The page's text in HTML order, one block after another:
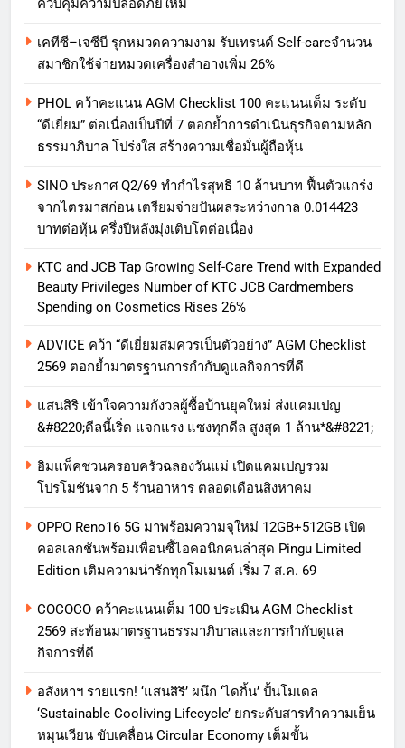
ควบคุมความปลอดภัยใหม่
เคทีซี–เจซีบี รุกหมวดความงาม รับเทรนด์ Self-careจำนวน
สมาชิกใช้จ่ายหมวดเครื่องสำอางเพิ่ม 26%
PHOL คว้าคะแนน AGM Checklist 100 คะแนนเต็ม ระดับ
“ดีเยี่ยม” ต่อเนื่องเป็นปีที่ 7 ตอกย้ำการดำเนินธุรกิจตามหลัก
ธรรมาภิบาล โปร่งใส สร้างความเชื่อมั่นผู้ถือหุ้น
SINO ประกาศ Q2/69 ทำกำไรสุทธิ 10 ล้านบาท ฟื้นตัวแกร่ง
จากไตรมาสก่อน เตรียมจ่ายปันผลระหว่างกาล 0.014423
บาทต่อหุ้น ครึ่งปีหลังมุ่งเติบโตต่อเนื่อง
KTC and JCB Tap Growing Self-Care Trend with Expanded
Beauty Privileges Number of KTC JCB Cardmembers
Spending on Cosmetics Rises 26%
ADVICE คว้า “ดีเยี่ยมสมควรเป็นตัวอย่าง” AGM Checklist
2569 ตอกย้ำมาตรฐานการกำกับดูแลกิจการที่ดี
แสนสิริ เข้าใจความกังวลผู้ซื้อบ้านยุคใหม่ ส่งแคมเปญ
&#8220;ดีลนี้เริ่ด แจกแรง แซงทุกดีล สูงสุด 1 ล้าน*&#8221;
อิมแพ็คชวนครอบครัวฉลองวันแม่ เปิดแคมเปญรวม
โปรโมชันจาก 5 ร้านอาหาร ตลอดเดือนสิงหาคม
OPPO Reno16 5G มาพร้อมความจุใหม่ 12GB+512GB เปิด
คอลเลกชันพร้อมเพื่อนซี้ไอคอนิกคนล่าสุด Pingu Limited
Edition เติมความน่ารักทุกโมเมนต์ เริ่ม 7 ส.ค. 69
COCOCO คว้าคะแนนเต็ม 100 ประเมิน AGM Checklist
2569 สะท้อนมาตรฐานธรรมาภิบาลและการกำกับดูแล
กิจการที่ดี
อสังหาฯ รายแรก! ‘แสนสิริ’ ผนึก ‘ไดกิ้น’ ปั้นโมเดล
‘Sustainable Cooliving Lifecycle’ ยกระดับสารทำความเย็น
หมุนเวียน ขับเคลื่อน Circular Economy เต็มขั้น